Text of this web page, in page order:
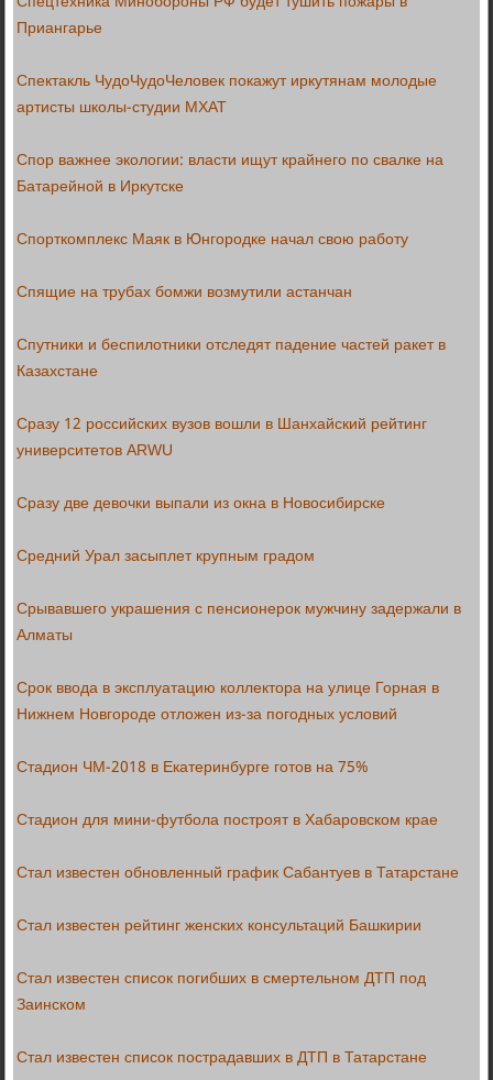
Приангарье
Спектакль ЧудоЧудоЧеловек покажут иркутянам молодые
артисты школы-студии МХАТ
Спор важнее экологии: власти ищут крайнего по свалке на
Батарейной в Иркутске
Спорткомплекс Маяк в Юнгородке начал свою работу
Спящие на трубах бомжи возмутили астанчан
Спутники и беспилотники отследят падение частей ракет в
Казахстане
Сразу 12 российских вузов вошли в Шанхайский рейтинг
университетов ARWU
Сразу две девочки выпали из окна в Новосибирске
Средний Урал засыплет крупным градом
Срывавшего украшения с пенсионерок мужчину задержали в
Алматы
Срок ввода в эксплуатацию коллектора на улице Горная в
Нижнем Новгороде отложен из-за погодных условий
Стадион ЧМ-2018 в Екатеринбурге готов на 75%
Стадион для мини-футбола построят в Хабаровском крае
Стал известен обновленный график Сабантуев в Татарстане
Стал известен рейтинг женских консультаций Башкирии
Стал известен список погибших в смертельном ДТП под
Заинском
Стал известен список пострадавших в ДТП в Татарстане